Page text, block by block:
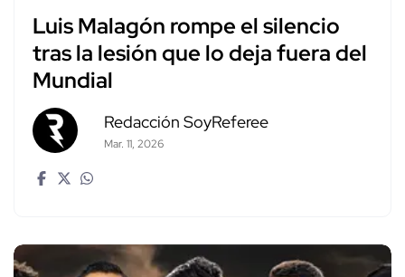
Luis Malagón rompe el silencio
tras la lesión que lo deja fuera del
Mundial
Redacción SoyReferee
Mar. 11, 2026